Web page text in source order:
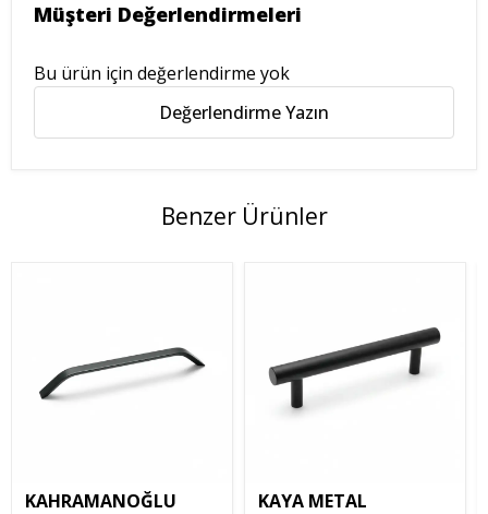
Müşteri Değerlendirmeleri
Bu ürün için değerlendirme yok
Değerlendirme Yazın
Benzer Ürünler
KAHRAMANOĞLU KAYA METAL